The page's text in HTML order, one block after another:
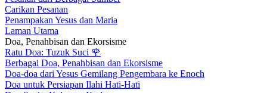
Carikan Pesanan
Penampakan Yesus dan Maria
Laman Utama
Doa, Penahbisan dan Ekorsisme
Ratu Doa: Tuzuk Suci 🌹
Berbagai Doa, Penahbisan dan Ekorsisme
Doa-doa dari Yesus Gemilang Pengembara ke Enoch
Doa untuk Persiapan Ilahi Hati-Hati